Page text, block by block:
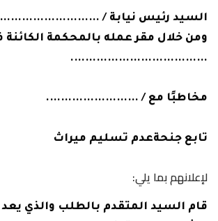
السيد رئيس نيابة /
ومن خلال مقر عمله بالمحكمة الكائنة
……………………………….
مخاطبًا مع / …………………….
تابع جنحةعدم تسليم ميراث
لإعلانهم بما يلي:
قام السيد المتقدم بالطلب والذي يعد